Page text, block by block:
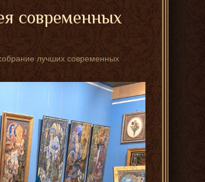
современных
лучших современных